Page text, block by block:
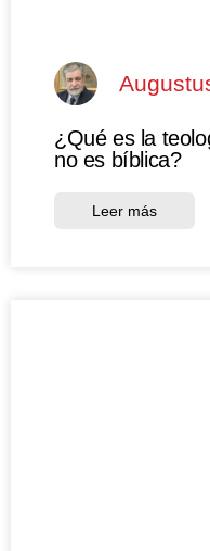
¿Qué es la
no es bíblica?
Leer más